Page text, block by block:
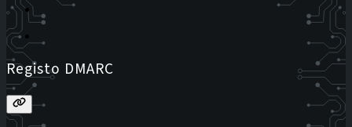
Registo DMARC